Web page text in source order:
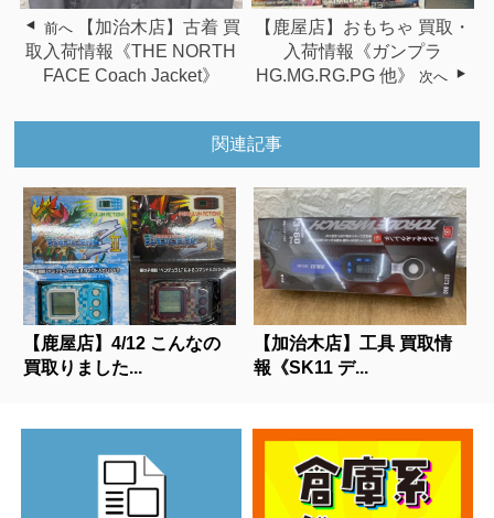
前へ
【加治木店】古着 買
取入荷情報《THE NORTH
FACE Coach Jacket》
【鹿屋店】おもちゃ 買取・
入荷情報《ガンプラ
HG.MG.RG.PG 他》
次へ
関連記事
【鹿屋店】4/12 こんなの
買取りました...
【加治木店】工具 買取情
報《SK11 デ...